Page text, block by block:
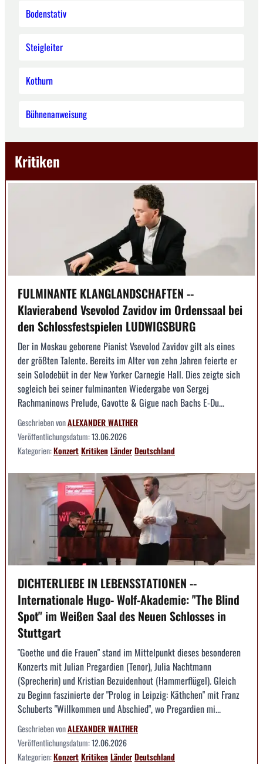
Bodenstativ
Steigleiter
Kothurn
Bühnenanweisung
Kritiken
FULMINANTE KLANGLANDSCHAFTEN --
Klavierabend Vsevolod Zavidov im Ordenssaal bei
den Schlossfestspielen LUDWIGSBURG
Der in Moskau geborene Pianist Vsevolod Zavidov gilt als eines
der größten Talente. Bereits im Alter von zehn Jahren feierte er
sein Solodebüt in der New Yorker Carnegie Hall. Dies zeigte sich
sogleich bei seiner fulminanten Wiedergabe von Sergej
Rachmaninows Prelude, Gavotte & Gigue nach Bachs E-Du...
Geschrieben vonALEXANDER WALTHER
Veröffentlichungsdatum:13.06.2026
Kategorien:KonzertKritikenLänderDeutschland
DICHTERLIEBE IN LEBENSSTATIONEN --
Internationale Hugo- Wolf-Akademie: "The Blind
Spot" im Weißen Saal des Neuen Schlosses in
Stuttgart
"Goethe und die Frauen" stand im Mittelpunkt dieses besonderen
Konzerts mit Julian Pregardien (Tenor), Julia Nachtmann
(Sprecherin) und Kristian Bezuidenhout (Hammerflügel). Gleich
zu Beginn faszinierte der "Prolog in Leipzig: Käthchen" mit Franz
Schuberts "Willkommen und Abschied", wo Pregardien mi...
Geschrieben vonALEXANDER WALTHER
Veröffentlichungsdatum:12.06.2026
Kategorien:KonzertKritikenLänderDeutschland